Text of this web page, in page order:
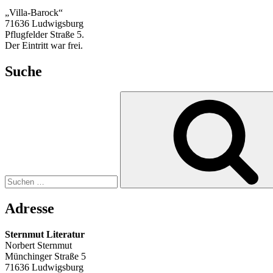
„Villa-Barock“
71636 Ludwigsburg
Pflugfelder Straße 5.
Der Eintritt war frei.
Suche
Adresse
Sternmut Literatur
Norbert Sternmut
Münchinger Straße 5
71636 Ludwigsburg